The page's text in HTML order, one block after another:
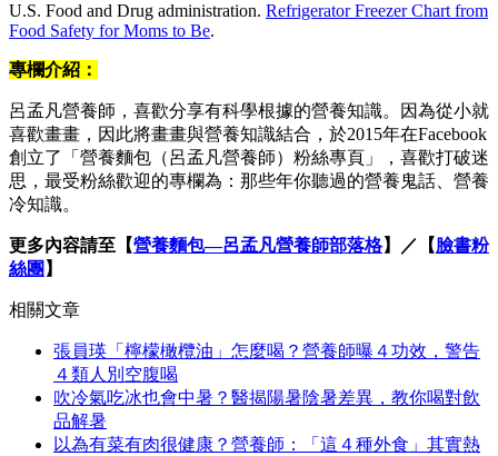
U.S. Food and Drug administration. Refrigerator Freezer Chart from
Food Safety for Moms to Be.
專欄介紹：
呂孟凡營養師，喜歡分享有科學根據的營養知識。因為從小就
喜歡畫畫，因此將畫畫與營養知識結合，於2015年在Facebook
創立了「營養麵包（呂孟凡營養師）粉絲專頁」，喜歡打破迷
思，最受粉絲歡迎的專欄為：那些年你聽過的營養鬼話、營養
冷知識。
更多內容請至【營養麵包—呂孟凡營養師部落格】／【臉書粉
絲團 】
相關文章
張員瑛「檸檬橄欖油」怎麼喝？營養師曝４功效，警告
４類人別空腹喝
吹冷氣吃冰也會中暑？醫揭陽暑陰暑差異，教你喝對飲
品解暑
以為有菜有肉很健康？營養師：「這４種外食」其實熱